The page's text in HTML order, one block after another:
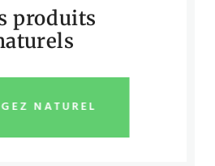
produits
NATUREL